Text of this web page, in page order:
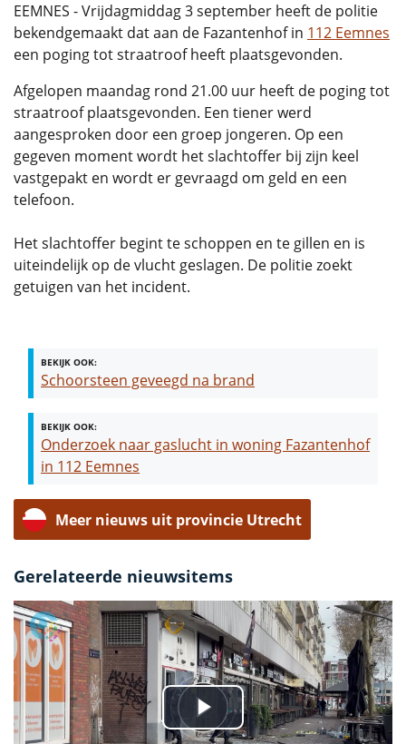
EEMNES - Vrijdagmiddag 3 september heeft de politie
bekendgemaakt dat aan de Fazantenhof in 112 Eemnes
een poging tot straatroof heeft plaatsgevonden.
Afgelopen maandag rond 21.00 uur heeft de poging tot
straatroof plaatsgevonden. Een tiener werd
aangesproken door een groep jongeren. Op een
gegeven moment wordt het slachtoffer bij zijn keel
vastgepakt en wordt er gevraagd om geld en een
telefoon.
Het slachtoffer begint te schoppen en te gillen en is
uiteindelijk op de vlucht geslagen. De politie zoekt
getuigen van het incident.
BEKIJK OOK:
Schoorsteen geveegd na brand
BEKIJK OOK:
Onderzoek naar gaslucht in woning Fazantenhof
in 112 Eemnes
Meer nieuws uit provincie Utrecht
Gerelateerde nieuwsitems